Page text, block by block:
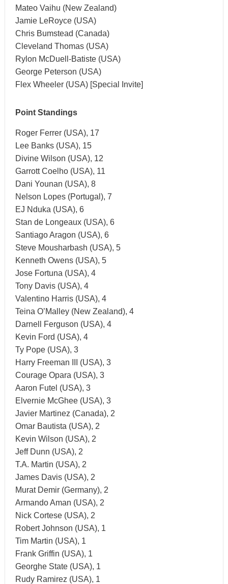
Mateo Vaihu (New Zealand)
Jamie LeRoyce (USA)
Chris Bumstead (Canada)
Cleveland Thomas (USA)
Rylon McDuell-Batiste (USA)
George Peterson (USA)
Flex Wheeler (USA) [Special Invite]
Point Standings
Roger Ferrer (USA), 17
Lee Banks (USA), 15
Divine Wilson (USA), 12
Garrott Coelho (USA), 11
Dani Younan (USA), 8
Nelson Lopes (Portugal), 7
EJ Nduka (USA), 6
Stan de Longeaux (USA), 6
Santiago Aragon (USA), 6
Steve Mousharbash (USA), 5
Kenneth Owens (USA), 5
Jose Fortuna (USA), 4
Tony Davis (USA), 4
Valentino Harris (USA), 4
Teina O’Malley (New Zealand), 4
Darnell Ferguson (USA), 4
Kevin Ford (USA), 4
Ty Pope (USA), 3
Harry Freeman III (USA), 3
Courage Opara (USA), 3
Aaron Futel (USA), 3
Elvernie McGhee (USA), 3
Javier Martinez (Canada), 2
Omar Bautista (USA), 2
Kevin Wilson (USA), 2
Jeff Dunn (USA), 2
T.A. Martin (USA), 2
James Davis (USA), 2
Murat Demir (Germany), 2
Armando Aman (USA), 2
Nick Cortese (USA), 2
Robert Johnson (USA), 1
Tim Martin (USA), 1
Frank Griffin (USA), 1
Georghe State (USA), 1
Rudy Ramirez (USA), 1